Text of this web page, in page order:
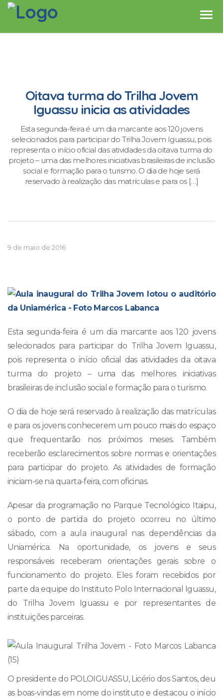
Oitava turma do Trilha Jovem
Iguassu inicia as atividades
Esta segunda-feira é um dia marcante aos 120 jovens
selecionados para participar do Trilha Jovem Iguassu, pois
representa o início oficial das atividades da oitava turma do
projeto – uma das melhores iniciativas brasileiras de inclusão
social e formação para o turismo. O dia de hoje será
reservado à realização das matrículas e para os […]
9 de maio de 2016
Esta segunda-feira é um dia marcante aos 120 jovens
selecionados para participar do Trilha Jovem Iguassu,
pois representa o início oficial das atividades da oitava
turma do projeto – uma das melhores iniciativas
brasileiras de inclusão social e formação para o turismo.
O dia de hoje será reservado à realização das matrículas
e para os jovens conhecerem um pouco mais do espaço
que frequentarão nos próximos meses. Também
receberão esclarecimentos sobre normas e orientações
para participar do projeto. As atividades de formação
iniciam-se na quarta-feira, com oficinas.
Apesar da programação no Parque Tecnológico Itaipu,
o ponto de partida do projeto ocorreu no último
sábado, com a aula inaugural nas dependências da
Uniamérica. Na oportunidade, os jovens e seus
responsáveis receberam orientações gerais sobre o
funcionamento do projeto. Eles foram recebidos por
parte da equipe do Instituto Polo Internacional Iguassu,
do Trilha Jovem Iguassu e por representantes de
instituições parceiras.
O presidente do POLOIGUASSU, Licério dos Santos, deu
as boas-vindas em nome do instituto e destacou o início